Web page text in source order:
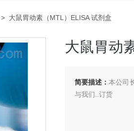
> 大鼠胃动素（MTL）ELISA 试剂盒
大鼠胃动
简要描述：本公司
与我们..订货